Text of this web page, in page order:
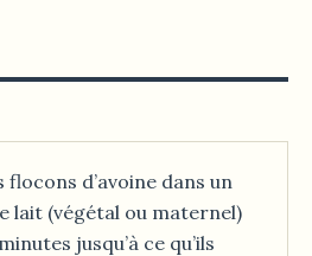
flocons d’avoine dans un
lait (végétal ou maternel)
jusqu’à ce qu’ils